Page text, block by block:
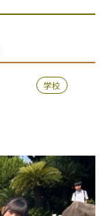
学校